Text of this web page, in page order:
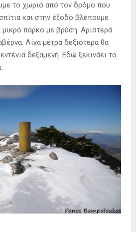
το χωριό από τον δρόμο που
και στην έξοδο βλέπουμε
μικρό πάρκο με βρύση. Αριστερά
Λίγα μέτρα δεξιότερα θα
δεξαμενή. Εδώ ξεκινάει το